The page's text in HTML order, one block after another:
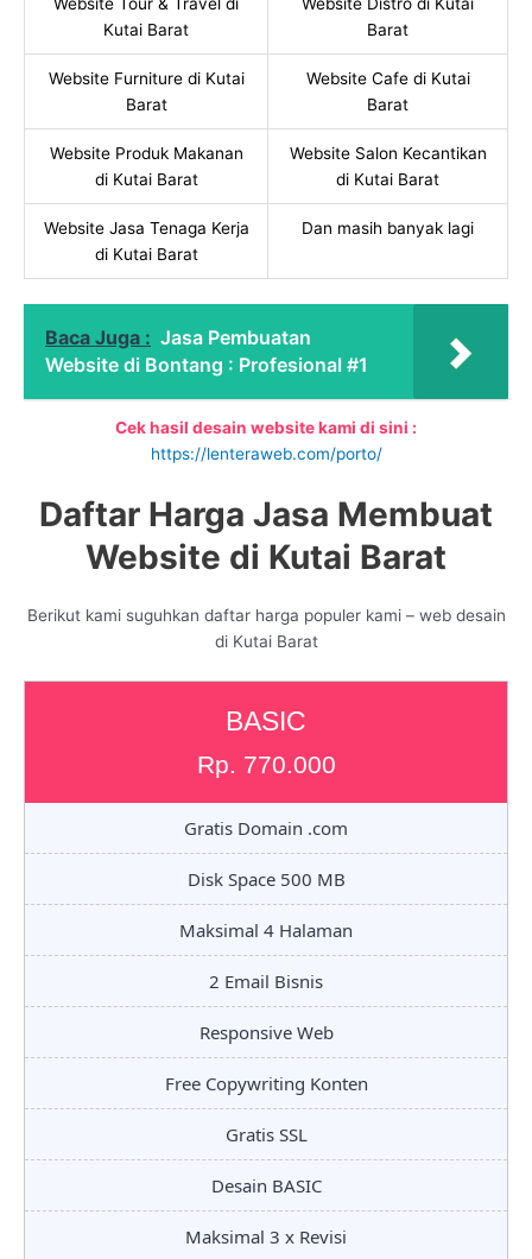
Kutai Barat
Barat
Website Furniture di Kutai
Barat
Website Cafe di Kutai
Barat
Website Produk Makanan
di Kutai Barat
Website Salon Kecantikan
di Kutai Barat
Website Jasa Tenaga Kerja
di Kutai Barat
Dan masih banyak lagi
Baca Juga : Jasa Pembuatan
Website di Bontang : Profesional #1
Cek hasil desain website kami di sini :
https://lenteraweb.com/porto/
Daftar Harga Jasa Membuat
Website di Kutai Barat
Berikut kami suguhkan daftar harga populer kami – web desain
di Kutai Barat
BASIC
Rp. 770.000
Gratis Domain .com
Disk Space 500 MB
Maksimal 4 Halaman
2 Email Bisnis
Responsive Web
Free Copywriting Konten
Gratis SSL
Desain BASIC
Maksimal 3 x Revisi